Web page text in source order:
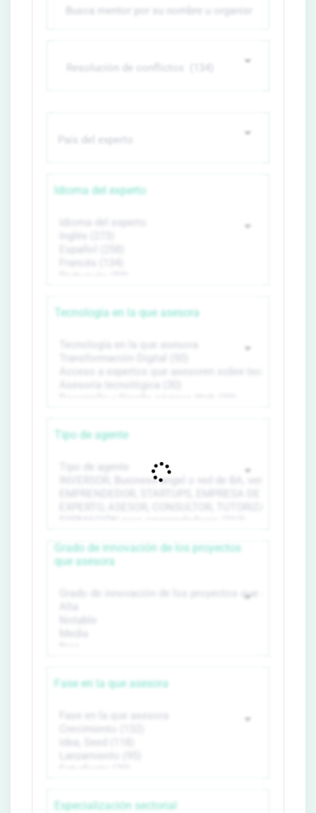
Idioma del experto
Tecnología en la que asesora
Tipo de agente
Grado de innovación de los proyectos
que asesora
Fase en la que asesora
Especialización sectorial